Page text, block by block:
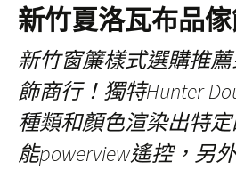
新竹夏洛瓦布品
新竹窗簾樣式選購推
飾商行！獨特Hunter
種類和顏色渲染出特
能powerview遙控，另